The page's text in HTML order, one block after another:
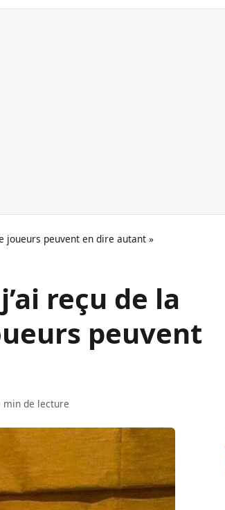
joueurs peuvent en dire autant »
reçu de la
peuvent
min de lecture